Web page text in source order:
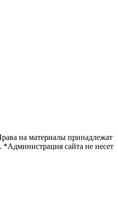
на материалы принадлежат
сайта не несет